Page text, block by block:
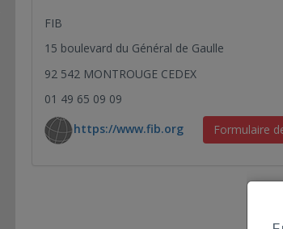
FIB
15 boulevard du Général de Gaulle
92 542 MONTROUGE CEDEX
01 49 65 09 09
https://www.fib.org
Formulaire